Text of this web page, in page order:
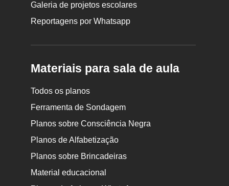
Galeria de projetos escolares
Reportagens por Whatsapp
Materiais para sala de aula
Todos os planos
Ferramenta de Sondagem
Planos sobre Consciência Negra
Planos de Alfabetização
Planos sobre Brincadeiras
Material educacional